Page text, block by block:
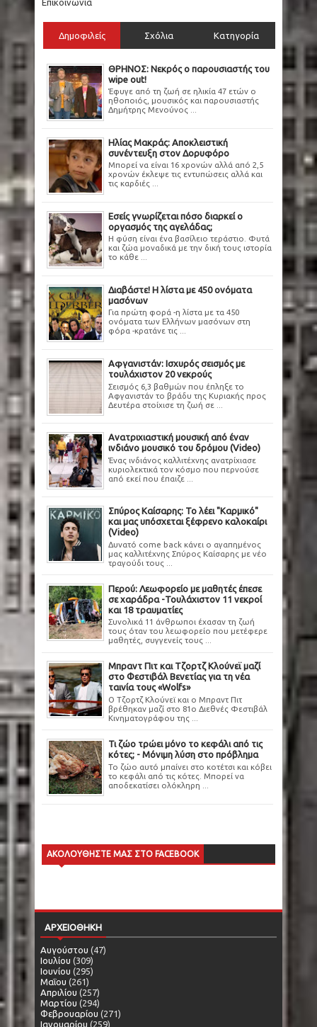
Δημοφιλείς Σχόλια Κατηγορία
ΘΡΗΝΟΣ: Νεκρός ο παρουσιαστής του
wipe out!
Έφυγε από τη ζωή σε ηλικία 47 ετών ο
ηθοποιός, μουσικός και παρουσιαστής
Δημήτρης Μενούνος ...
Ηλίας Μακράς: Αποκλειστική
συνέντευξη στον Δορυφόρο
Μπορεί να είναι 16 χρονών αλλά από 2,5
χρονών έκλεψε τις εντυπώσεις αλλά και
τις καρδιές ...
Εσείς γνωρίζεται πόσο διαρκεί ο
οργασμός της αγελάδας;
Η φύση είναι ένα βασίλειο τεράστιο. Φυτά
και ζώα μοναδικά με την δική τους ιστορία
το κάθε ...
Διαβάστε! Η λίστα με 450 ονόματα
μασόνων
Για πρώτη φορά -η λίστα με τα 450
ονόματα των Ελλήνων μασόνων στη
φόρα -κρατάνε τις ...
Αφγανιστάν: Ισχυρός σεισμός με
τουλάχιστον 20 νεκρούς
Σεισμός 6,3 βαθμών που έπληξε το
Αφγανιστάν το βράδυ της Κυριακής προς
Δευτέρα στοίχισε τη ζωή σε ...
Ανατριχιαστική μουσική από έναν
ινδιάνο μουσικό του δρόμου (Video)
Ένας ινδιάνος καλλιτέχνης ανατρίχιασε
κυριολεκτικά τον κόσμο που περνούσε
από εκεί που έπαιζε ...
Σπύρος Καίσαρης: Το λέει "Καρμικό"
και μας υπόσχεται ξέφρενο καλοκαίρι
(Video)
Δυνατό come back κάνει ο αγαπημένος
μας καλλιτέχνης Σπύρος Καίσαρης με νέο
τραγούδι τους ...
Περού: Λεωφορείο με μαθητές έπεσε
σε χαράδρα -Τουλάχιστον 11 νεκροί
και 18 τραυματίες
Συνολικά 11 άνθρωποι έχασαν τη ζωή
τους όταν του λεωφορείο που μετέφερε
μαθητές, συγγενείς τους ...
Μπραντ Πιτ και Τζορτζ Κλούνεϊ μαζί
στο Φεστιβάλ Βενετίας για τη νέα
ταινία τους «Wolfs»
Ο Τζορτζ Κλούνεϊ και ο Μπραντ Πιτ
βρέθηκαν μαζί στο 81ο Διεθνές Φεστιβάλ
Κινηματογράφου της ...
Τι ζώο τρώει μόνο το κεφάλι από τις
κότες; - Μόνιμη λύση στο πρόβλημα
Το ζώο αυτό μπαίνει στο κοτέτσι και κόβει
το κεφάλι από τις κότες. Μπορεί να
αποδεκατίσει ολόκληρη ...
ΑΚΟΛΟΥΘΗΣΤΕ ΜΑΣ ΣΤΟ FACEBOOK
ΑΡΧΕΙΟΘΗΚΗ
Αυγούστου (47)
Ιουλίου (309)
Ιουνίου (295)
Μαΐου (261)
Απριλίου (257)
Μαρτίου (294)
Φεβρουαρίου (271)
Ιανουαρίου (259)